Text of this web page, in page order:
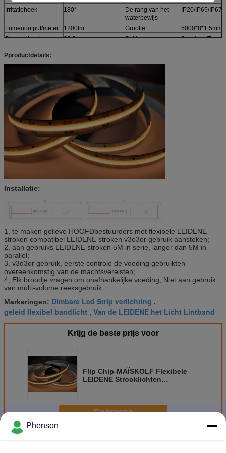
Irritatiehoek
180°
De rang van het
waterbewijs
IP20/IP65/IP67
Lumenoutput/meter 1200lm Grootte
5000*8*1.5mm
Besnoeiingslengte
20.8mm Pakket
5 meters /Ree;
Pproductdetails:
Installatie:
1, te maken gelieve HOOFDbestuurders met flexibele LEIDENE
stroken compatibel LEIDENE stroken v3o3or gebruik aansteken;
2, aan gebruiks LEIDENE stroken 5M in serie, langer dan 5M in
parallel;
3, v3o3or gebruik, eerste controle de voeding gebruikten
overeenkomstig van de machtsvereisten;
4, Elk broodje vragen om onafhankelijke voeding; Niet aan gebruik
van multi-volume reeksgebruik;
Markeringen: Dimbare Led Strip verlichting ,
geleid flexibel bandlicht , Van de LEIDENE het Licht Lintband
Krijg de beste prijs voor
Flip Chip-MAÏSKOLF Flexibele
LEIDENE Strooklichten
Doorgaan
MeerMAÏSKOLF geleid strooklicht
Phenson